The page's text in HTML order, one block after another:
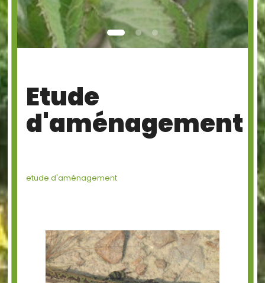
Etude
d'aménagement
etude d'aménagement
PrÃ©cÃ©dent Suivant